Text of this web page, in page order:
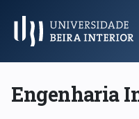
Menu Principal
Engenharia